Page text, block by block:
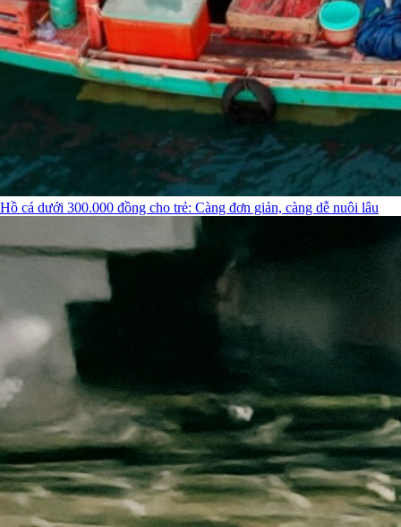
Hồ cá dưới 300.000 đồng cho trẻ: Càng đơn giản, càng dễ nuôi lâu